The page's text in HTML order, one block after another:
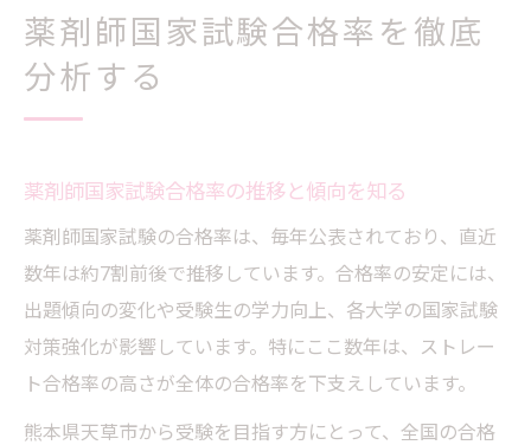
較
熊本県天草市発の受験計画と移動対策
薬剤師国家試験に向けた移動計画の立て方
薬剤師国家試験当日のトラブル回避術
薬剤師試験日程に合わせた移動スケジュー
ル管理
薬剤師になるには合格データが鍵
薬剤師を目指すなら合格データを徹底分析
薬剤師国家試験の合格者数と学部別傾向
薬剤師国家試験合格率を徹底
分析する
薬剤師国家試験合格率の推移と傾向を知る
薬剤師国家試験の合格率は、毎年公表されており、直近
数年は約7割前後で推移しています。合格率の安定には、
出題傾向の変化や受験生の学力向上、各大学の国家試験
対策強化が影響しています。特にここ数年は、ストレー
ト合格率の高さが全体の合格率を下支えしています。
熊本県天草市から受験を目指す方にとって、全国の合格